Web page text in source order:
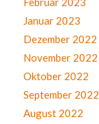
Januar 2023
Dezember 2022
November 2022
Oktober 2022
September 2022
August 2022